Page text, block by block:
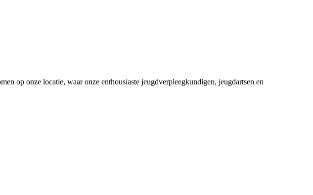
op onze locatie, waar onze enthousiaste jeugdverpleegkundigen, jeugdartsen en